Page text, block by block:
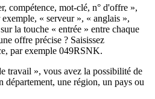
compétence, mot-clé, n° d'offre »,
« serveur », « anglais »,
la touche « entrée » entre chaque
offre précise ? Saisissez
par exemple 049RSNK.
travail », vous avez la possibilité de
département, une région, un pays ou